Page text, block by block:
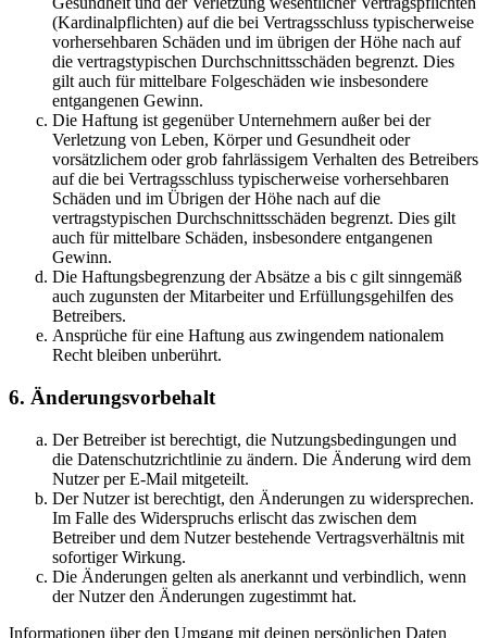
(Kardinalpflichten) auf die bei Vertragsschluss typischerweise
vorhersehbaren Schäden und im übrigen der Höhe nach auf
die vertragstypischen Durchschnittsschäden begrenzt. Dies
gilt auch für mittelbare Folgeschäden wie insbesondere
entgangenen Gewinn.
Die Haftung ist gegenüber Unternehmern außer bei der
Verletzung von Leben, Körper und Gesundheit oder
vorsätzlichem oder grob fahrlässigem Verhalten des Betreibers
auf die bei Vertragsschluss typischerweise vorhersehbaren
Schäden und im Übrigen der Höhe nach auf die
vertragstypischen Durchschnittsschäden begrenzt. Dies gilt
auch für mittelbare Schäden, insbesondere entgangenen
Gewinn.
Die Haftungsbegrenzung der Absätze a bis c gilt sinngemäß
auch zugunsten der Mitarbeiter und Erfüllungsgehilfen des
Betreibers.
Ansprüche für eine Haftung aus zwingendem nationalem
Recht bleiben unberührt.
6. Änderungsvorbehalt
Der Betreiber ist berechtigt, die Nutzungsbedingungen und
die Datenschutzrichtlinie zu ändern. Die Änderung wird dem
Nutzer per E-Mail mitgeteilt.
Der Nutzer ist berechtigt, den Änderungen zu widersprechen.
Im Falle des Widerspruchs erlischt das zwischen dem
Betreiber und dem Nutzer bestehende Vertragsverhältnis mit
sofortiger Wirkung.
Die Änderungen gelten als anerkannt und verbindlich, wenn
der Nutzer den Änderungen zugestimmt hat.
Informationen über den Umgang mit deinen persönlichen Daten